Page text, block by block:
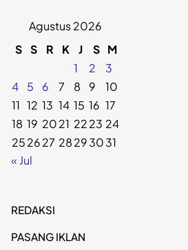
Agustus 2026
S S R K J S M
1
2
3
4
5 6 7 8 9
10
11 12 13 14 15 16 17
18 19 2021 2223 24
252627 28293031
« Jul
REDAKSI
PASANG IKLAN